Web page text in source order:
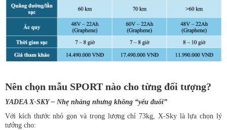
Nên chọn mẫu SPORT nào cho từng đối tượng?
YADEA X-SKY – Nhẹ nhàng nhưng không “yếu đuối”
Với kích thước nhỏ gọn và trọng lượng chỉ 73kg, X-Sky là lựa chọn lý
tưởng cho: